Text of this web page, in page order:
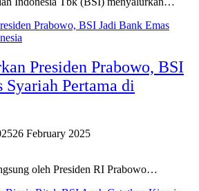
Presiden Prabowo, BSI
Syariah Pertama di
26 February 2025
oleh Presiden RI Prabowo…